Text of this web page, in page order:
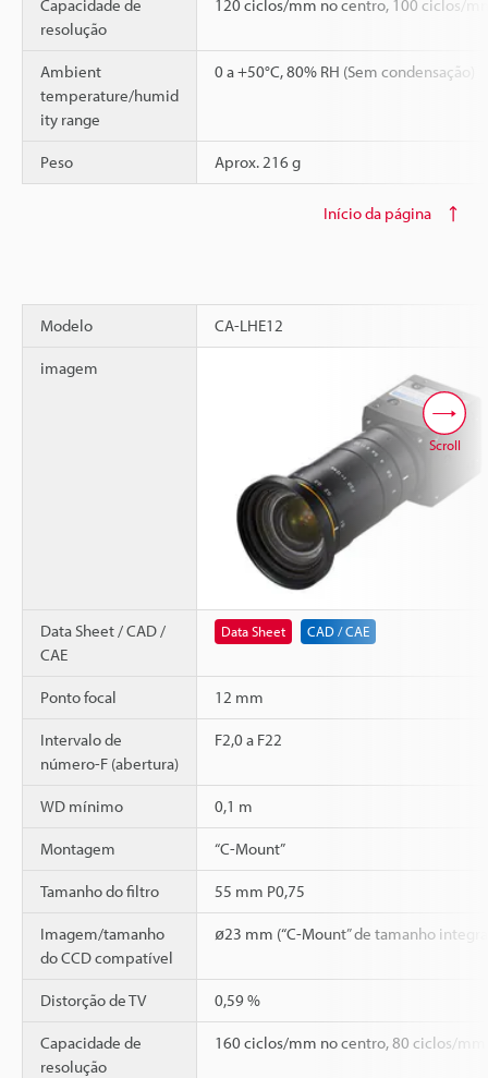
Capacidade de
resolução
120 ciclos/mm no centro, 100 ciclos/
Ambient
temperature/humid
ity range
0 a +50°C, 80% RH (Sem condensação)
Peso Aprox. 216 g
Início da página
Modelo CA-LHE12
imagem
Data Sheet / CAD /
CAE
Data Sheet CAD / CAE
Ponto focal 12 mm
Intervalo de
número-F (abertura)
F2,0 a F22
WD mínimo 0,1 m
Montagem “C-Mount”
Tamanho do filtro 55 mm P0,75
Imagem/tamanho
do CCD compatível
ø23 mm (“C-Mount” de tamanho
Distorção de TV 0,59 %
Capacidade de
resolução
160 ciclos/mm no centro, 80 ciclos/
Scroll